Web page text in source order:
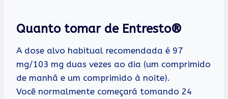
Quanto tomar de Entresto®
A dose alvo habitual recomendada é 97
mg/103 mg duas vezes ao dia (um comprimido
de manhã e um comprimido à noite).
Você normalmente começará tomando 24